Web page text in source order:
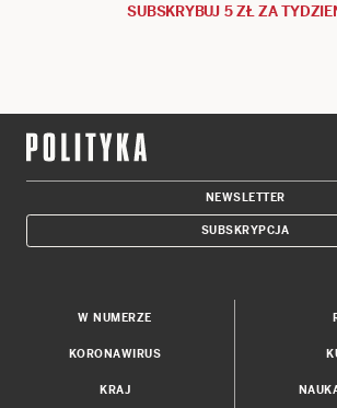
SUBSKRYBUJ 5 ZŁ ZA
NEWSLETTER
SUBSKRYPCJA
W NUMERZE
KORONAWIRUS
KRAJ